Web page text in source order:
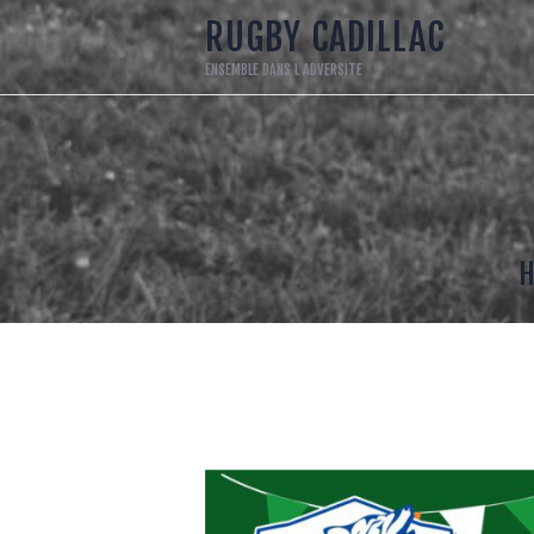
RUGBY CADILLAC
ENSEMBLE DANS L ADVERSITE